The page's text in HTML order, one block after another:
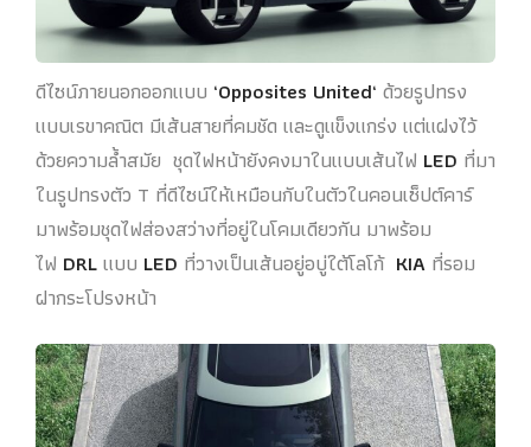
ดีไซน์ภายนอกออกแบบ ‘Opposites United‘ ด้วยรูปทรง
แบบเรขาคณิต มีเส้นสายที่คมชัด และดูแข็งแกร่ง แต่แฝงไว้
ด้วยความล้ำสมัย ชุดไฟหน้ายังคงมาในแบบเส้นไฟ LED ที่มา
ในรูปทรงตัว T ที่ดีไซน์ให้เหมือนกับในตัวในคอนเซ็ปต์คาร์
มาพร้อมชุดไฟส่องสว่างที่อยู่ในโคมเดียวกัน มาพร้อม
ไฟ DRLแบบ LED ที่วางเป็นเส้นอยู่อบู่ใต้โลโก้ KIA ที่รอม
ฝากระโปรงหน้า